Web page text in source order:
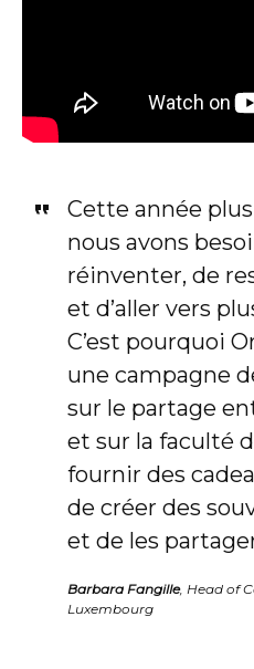
Cette année
nous avons
réinventer, de
et d’aller vers
C’est pourquoi
une campagne
sur le partage
et sur la faculté
fournir des
de créer des
et de les
Barbara Fangille, Head of
Luxembourg